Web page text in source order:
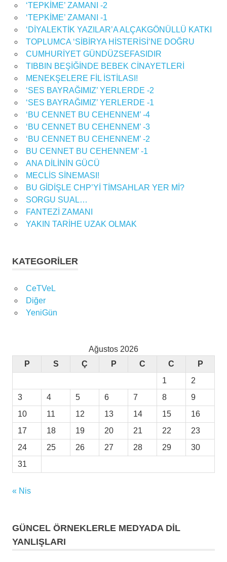
‘TEPKİME’ ZAMANI -2
‘TEPKİME’ ZAMANI -1
‘DİYALEKTİK YAZILAR’A ALÇAKGÖNÜLLÜ KATKI
TOPLUMCA ‘SİBİRYA HİSTERİSİ’NE DOĞRU
CUMHURİYET GÜNDÜZSEFASIDIR
TIBBIN BEŞİĞİNDE BEBEK CİNAYETLERİ
MENEKŞELERE FİL İSTİLASI!
‘SES BAYRAĞIMIZ’ YERLERDE -2
‘SES BAYRAĞIMIZ’ YERLERDE -1
‘BU CENNET BU CEHENNEM’ -4
‘BU CENNET BU CEHENNEM’ -3
‘BU CENNET BU CEHENNEM’ -2
BU CENNET BU CEHENNEM’ -1
ANA DİLİNİN GÜCÜ
MECLİS SİNEMASI!
BU GİDİŞLE CHP’Yİ TİMSAHLAR YER Mİ?
SORGU SUAL…
FANTEZİ ZAMANI
YAKIN TARİHE UZAK OLMAK
KATEGORILER
CeTVeL
Diğer
YeniGün
Ağustos 2026
P
S Ç P C C
P
1
2
3
4 5 6 7 8
9
10
11 12 13 14 15
16
17
18 19 20 21 22
23
24
25 26 27 28 29
30
31
« Nis
GÜNCEL ÖRNEKLERLE MEDYADA DİL
YANLIŞLARI